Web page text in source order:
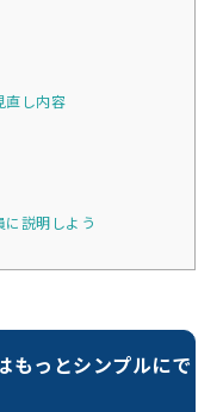
直し内容
説明しよう
もっとシンプルにで